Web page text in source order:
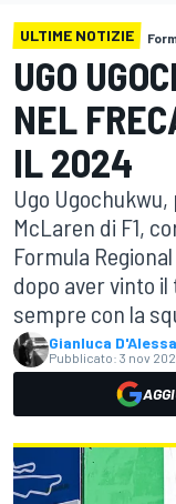
ULTIME NOTIZIE
UGO
NEL
IL 2024
Ugo
McLaren di F1,
Formula
dopo aver vinto
sempre con la
Gianluca
Pubblicato: 3 nov